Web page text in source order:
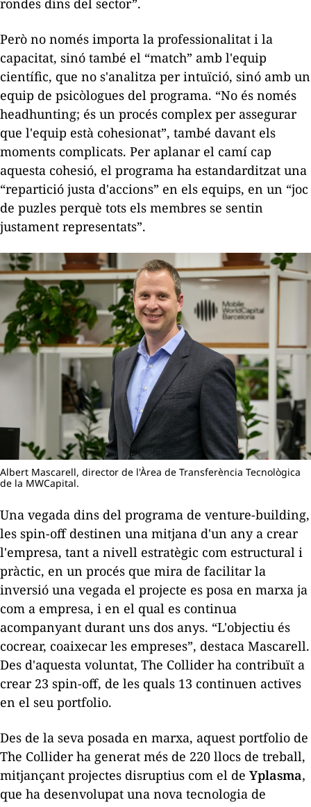
Però no només importa la professionalitat i la
capacitat, sinó també el “match” amb l'equip
científic, que no s'analitza per intuïció, sinó amb un
equip de psicòlogues del programa. “No és només
headhunting; és un procés complex per assegurar
que l'equip està cohesionat”, també davant els
moments complicats. Per aplanar el camí cap
aquesta cohesió, el programa ha estandarditzat una
“repartició justa d'accions” en els equips, en un “joc
de puzles perquè tots els membres se sentin
justament representats”.
Albert Mascarell, director de l'Àrea de Transferència Tecnològica
de la MWCapital.
Una vegada dins del programa de venture-building,
les spin-offdestinen una mitjana d'un any a crear
l'empresa, tant a nivell estratègic com estructural i
pràctic, en un procés que mira de facilitar la
inversió una vegada el projecte es posa en marxa ja
com a empresa, i en el qual es continua
acompanyant durant uns dos anys. “L'objectiu és
cocrear, coaixecar les empreses”, destaca Mascarell.
Des d'aquesta voluntat, The Collider ha contribuït a
crear 23 spin-off, de les quals 13 continuen actives
en el seu portfolio.
Des de la seva posada en marxa, aquest portfolio de
The Collider ha generat més de 220 llocs de treball,
mitjançant projectes disruptius com el de Yplasma,
que ha desenvolupat una nova tecnologia de